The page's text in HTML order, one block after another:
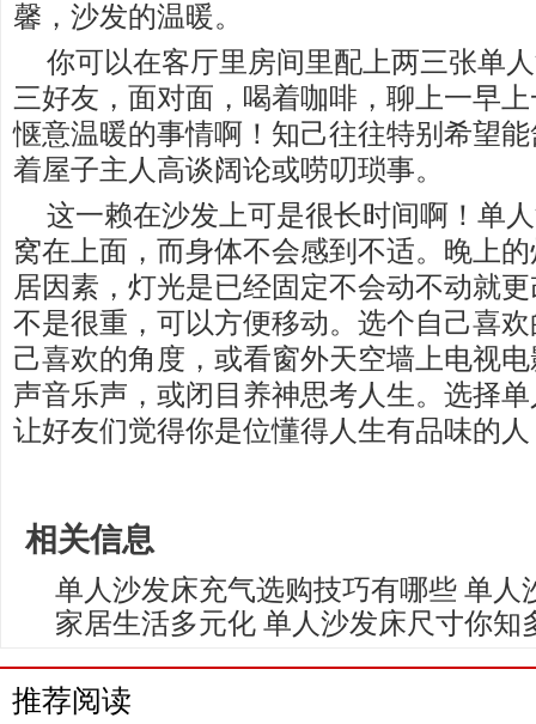
馨，沙发的温暖。
你可以在客厅里房间里配上两三张单
三好友，面对面，喝着咖啡，聊上一早
惬意温暖的事情啊！知己往往特别希望
着屋子主人高谈阔论或唠叨琐事。
这一赖在沙发上可是很长时间啊！单
窝在上面，而身体不会感到不适。晚上
居因素，灯光是已经固定不会动不动就
不是很重，可以方便移动。选个自己喜
己喜欢的角度，或看窗外天空墙上电视
声音乐声，或闭目养神思考人生。选择
让好友们觉得你是位懂得人生有品味的人
相关信息
单人沙发床充气选购技巧有哪些 单人
家居生活多元化 单人沙发床尺寸你知
推荐阅读